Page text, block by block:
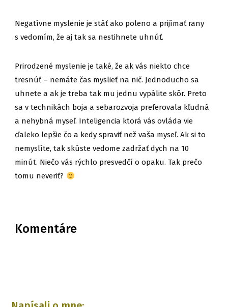
Negatívne myslenie je stáť ako poleno a prijímať rany
s vedomím, že aj tak sa nestihnete uhnúť.
Prirodzené myslenie je také, že ak vás niekto chce
tresnúť – nemáte čas myslieť na nič. Jednoducho sa
uhnete a ak je treba tak mu jednu vypálite skôr. Preto
sa v technikách boja a sebarozvoja preferovala kľudná
a nehybná myseľ. Inteligencia ktorá vás ovláda vie
ďaleko lepšie čo a kedy spraviť než vaša myseľ. Ak si to
nemyslíte, tak skúste vedome zadržať dych na 10
minút. Niečo vás rýchlo presvedčí o opaku. Tak prečo
tomu neveriť?
Komentáre